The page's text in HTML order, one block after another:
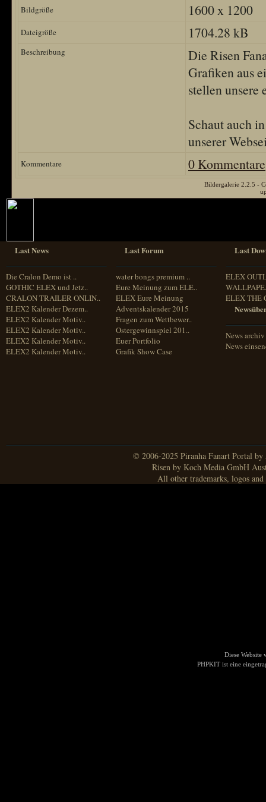
Bildgröße 1600 x 1200
Dateigröße 1704.28 kB
Beschreibung
Die Risen
Grafiken aus
stellen unsere
Schaut auch
unserer
Kommentare 0 Kommentare
Bildergalerie 2.2.5 -
Last News
Die Cralon Demo ist ..
GOTHIC ELEX und Jetz..
CRALON TRAILER ONLIN..
ELEX2 Kalender Dezem..
ELEX2 Kalender Motiv..
ELEX2 Kalender Motiv..
ELEX2 Kalender Motiv..
ELEX2 Kalender Motiv..
Last Forum
water bongs premium ..
Eure Meinung zum ELE..
ELEX Eure Meinung
Adventskalender 2015
Fragen zum Wettbewer..
Ostergewinnspiel 201..
Euer Portfolio
Grafik Show Case
Last
ELEX
ELEX THE
News archiv
News
© 2006-2025 Piranha Fanart Portal
Risen by Koch Media GmbH
All other trademarks, logos
Diese Website
PHPKIT ist eine